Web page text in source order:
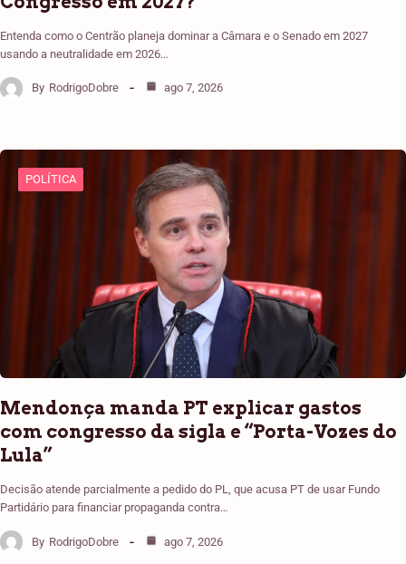
Entenda como o Centrão planeja dominar a Câmara e o Senado em 2027
usando a neutralidade em 2026…
By RodrigoDobre ago 7, 2026
POLÍTICA
Mendonça manda PT explicar gastos
com congresso da sigla e “Porta-Vozes do
Lula”
Decisão atende parcialmente a pedido do PL, que acusa PT de usar Fundo
Partidário para financiar propaganda contra…
By RodrigoDobre ago 7, 2026